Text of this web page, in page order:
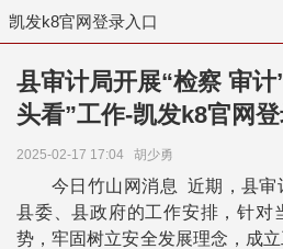
凯发k8官网登录入口
县审计局开展“检察 审计
头看”工作-凯发k8官网
2025-02-17 17:04 胡少勇
今日竹山网消息 近期，县审
县委、县政府的工作安排，针对
势，牢固树立安全发展理念，成